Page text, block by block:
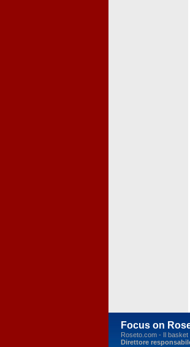
Focus on
Roseto.com - Il basket
Direttore